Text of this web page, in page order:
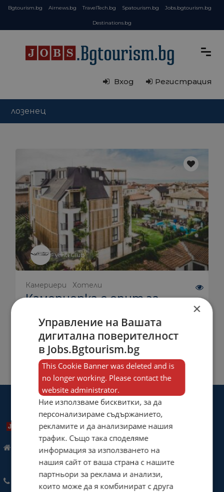
Bgtourism.bg Airnews.bg TravelTech.bg Spatourism.bg Jobs.bgtourism.bg
Destinations.bg
Вход Регистрация
лозенец
Venti Club
Камериери Хотели
Камериерка с опит за
23.07.2022
1 500.00 лв
С.Лозенец, ул. Младост 14
ВИЖ
"Роял комюникейшън" ЕООД, Добрич, пл.
Свобода 8, хотел България, етаж Е, офис 6
+359 885 55 11 85
×
Управление на Вашата
дигитална поверителност
в Jobs.Bgtourism.bg
This Cookie Banner was deleted and is
no longer working. Please contact the
website administrator.
Ние използваме бисквитки, за да
персонализираме съдържанието,
рекламите и да анализираме нашия
трафик. Също така споделяме
информация за използването на
нашия сайт от ваша страна с нашите
партньори за реклама и анализи,
които може да я комбинират с друга